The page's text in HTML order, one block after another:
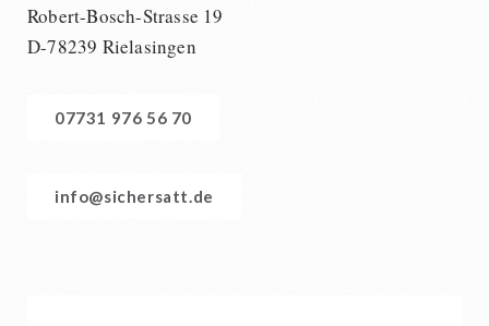
Robert-Bosch-Strasse 19
D-78239 Rielasingen
07731 976 56 70
info@sichersatt.de